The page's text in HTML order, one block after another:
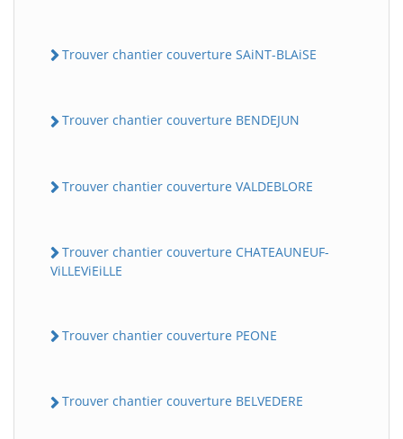
Trouver chantier couverture SAiNT-BLAiSE
Trouver chantier couverture BENDEJUN
Trouver chantier couverture VALDEBLORE
Trouver chantier couverture CHATEAUNEUF-
ViLLEViEiLLE
Trouver chantier couverture PEONE
Trouver chantier couverture BELVEDERE